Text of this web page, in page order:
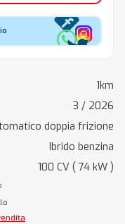
1km
3 / 2026
doppia frizione
Ibrido benzina
100 CV ( 74 kW )